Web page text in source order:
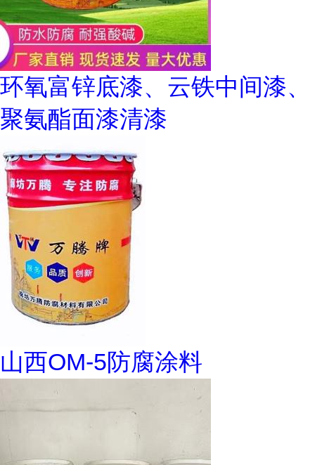
环氧富锌底漆、云铁中间漆、
聚氨酯面漆清漆
山西OM-5防腐涂料